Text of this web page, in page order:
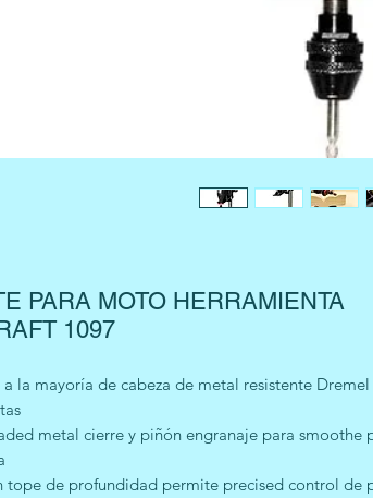
PARA MOTO HERRAMIENTA
1097
a la mayoría de cabeza de metal resistente
metal cierre y piñón engranaje para smoothe
tope de profundidad permite precised control de